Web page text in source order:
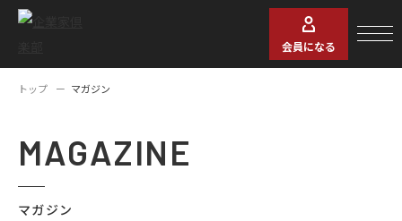
会員になる
トップ マガジン
MAGAZINE
マガジン